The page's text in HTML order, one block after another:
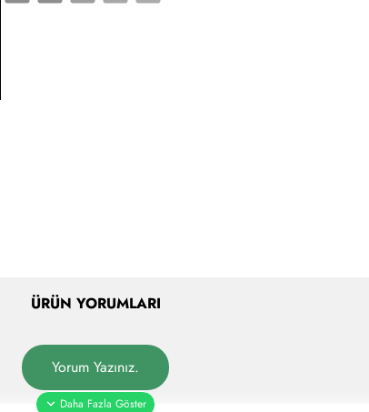
ÜRÜN YORUMLARI
Yorum Yazınız.